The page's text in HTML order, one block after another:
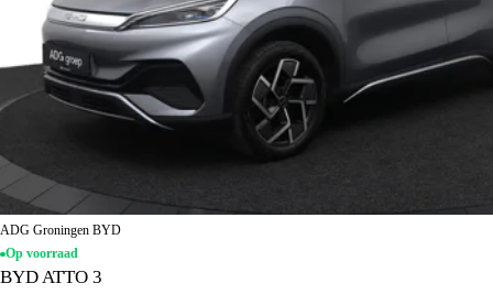
ADG Groningen BYD
Op voorraad
BYD ATTO 3